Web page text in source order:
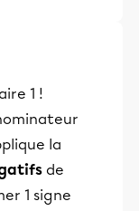
1 !
la
de
1 signe